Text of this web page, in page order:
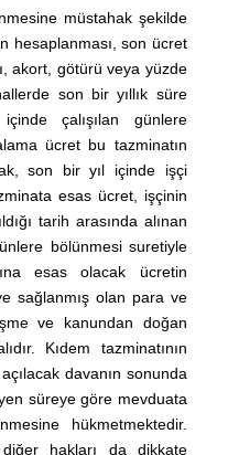
müstahak şekilde
hesaplanması, son ücret
akort, götürü veya yüzde
son bir yıllık süre
çalışılan günlere
ücret bu tazminatın
son bir yıl içinde işçi
esas ücret, işçinin
tarih arasında alınan
bölünmesi suretiyle
esas olacak ücretin
sağlanmış olan para ve
ve kanundan doğan
Kıdem tazminatının
davanın sonunda
süreye göre mevduata
hükmetmektedir.
hakları da dikkate